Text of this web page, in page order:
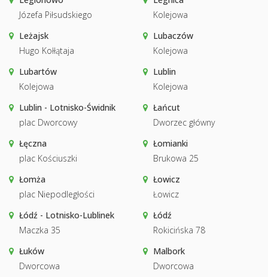
Józefa Piłsudskiego
Kolejowa
Leżajsk
Hugo Kołłątaja
Lubaczów
Kolejowa
Lubartów
Kolejowa
Lublin
Kolejowa
Lublin - Lotnisko-Świdnik
plac Dworcowy
Łańcut
Dworzec główny
Łęczna
plac Kościuszki
Łomianki
Brukowa 25
Łomża
plac Niepodległości
Łowicz
Łowicz
Łódź - Lotnisko-Lublinek
Maczka 35
Łódź
Rokicińska 78
Łuków
Dworcowa
Malbork
Dworcowa